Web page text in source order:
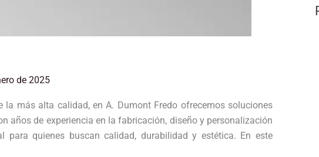
de 2025
más alta calidad, en A. Dumont Fredo ofrecemos soluciones
años de experiencia en la fabricación, diseño y personalización
quienes buscan calidad, durabilidad y estética. En este